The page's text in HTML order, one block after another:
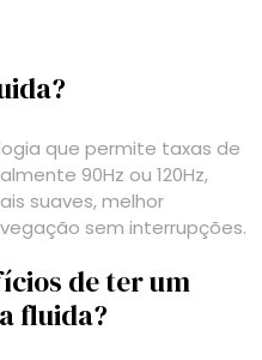
que permite taxas de
90Hz ou 120Hz,
suaves, melhor
sem interrupções.
de ter um
fluida?